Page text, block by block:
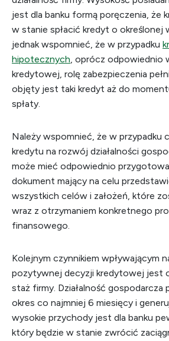
jest dla banku formą poręczenia, że
w stanie spłacić kredyt o określonej
jednak wspomnieć, że w przypadku
hipotecznych, oprócz odpowiednio
kredytowej, rolę zabezpieczenia
objęty jest taki kredyt aż do
spłaty.
Należy wspomnieć, że w przypadku
kredytu na rozwój działalności
może mieć odpowiednio
dokument mający na celu
wszystkich celów i założeń, które
wraz z otrzymaniem konkretnego
finansowego.
Kolejnym czynnikiem wpływającym
pozytywnej decyzji kredytowej jest
staż firmy. Działalność gospodarcza
okres co najmniej 6 miesięcy i
wysokie przychody jest dla banku
który będzie w stanie zwrócić